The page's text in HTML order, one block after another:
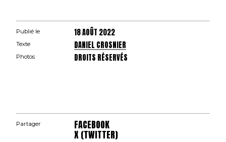
Publié le 18 AOÛT 2022
Texte DANIEL CROSNIER
Photos DROITS RÉSERVÉS
Partager FACEBOOK
X (TWITTER)